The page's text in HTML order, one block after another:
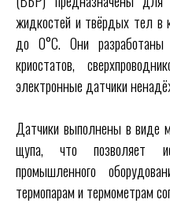
жидкостей и твёрдых тел в
до 0°C. Они
криостатов,
электронные датчики
Датчики выполнены в виде
щупа, что позволяет
промышленного
термопарам и термометрам